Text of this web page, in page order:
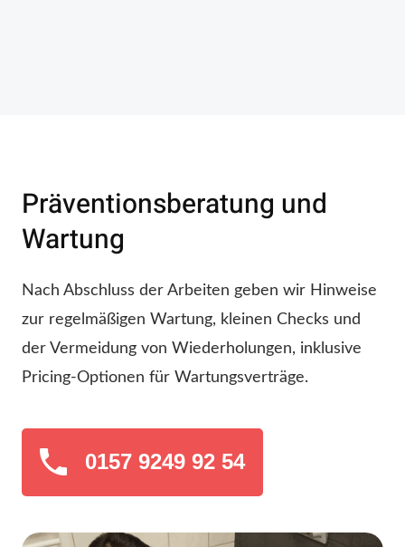
Präventionsberatung und
Wartung
Nach Abschluss der Arbeiten geben wir Hinweise
zur regelmäßigen Wartung, kleinen Checks und
der Vermeidung von Wiederholungen, inklusive
Pricing-Optionen für Wartungsverträge.
0157 9249 92 54